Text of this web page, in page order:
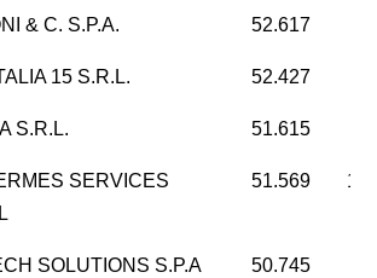
& C. S.P.A. 52.617
15 S.R.L. 52.427
S.R.L. 51.615
SERVICES
51.569
SOLUTIONS S.P.A 50.745